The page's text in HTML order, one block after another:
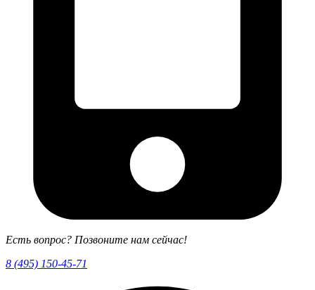
Есть вопрос? Позвоните нам сейчас!
8 (495) 150-45-71